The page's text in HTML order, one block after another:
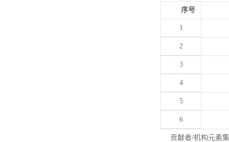
序号
1
2
3
4
5
6
贡献者/机构元素